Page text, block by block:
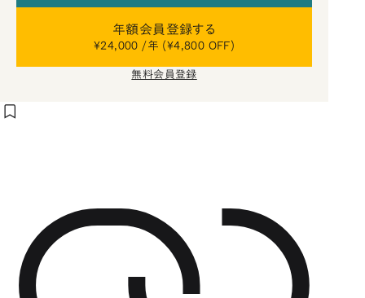
年額会員登録する
¥24,000 /年 (¥4,800 OFF)
無料会員登録